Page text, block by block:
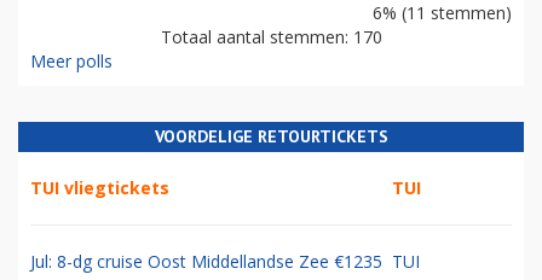
6% (11 stemmen)
Totaal aantal stemmen: 170
Meer polls
VOORDELIGE RETOURTICKETS
TUI vliegtickets TUI
Jul: 8-dg cruise Oost Middellandse Zee €1235 TUI